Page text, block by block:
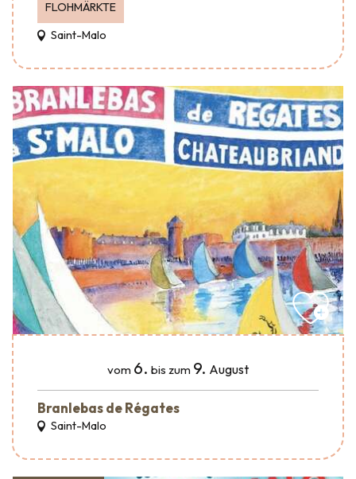
FLOHMÄRKTE
Saint-Malo
vom 6. bis zum 9. August
Branlebas de Régates
Saint-Malo